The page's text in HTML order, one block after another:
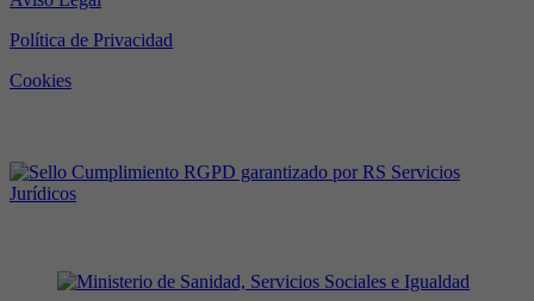
Política de Privacidad
Cookies